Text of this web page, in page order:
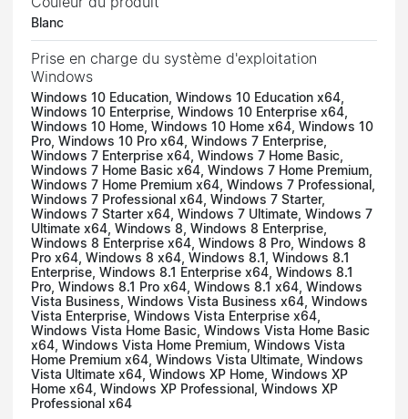
Blanc
Prise en charge du système d'exploitation
Windows
Windows 10 Education, Windows 10 Education x64,
Windows 10 Enterprise, Windows 10 Enterprise x64,
Windows 10 Home, Windows 10 Home x64, Windows 10
Pro, Windows 10 Pro x64, Windows 7 Enterprise,
Windows 7 Enterprise x64, Windows 7 Home Basic,
Windows 7 Home Basic x64, Windows 7 Home Premium,
Windows 7 Home Premium x64, Windows 7 Professional,
Windows 7 Professional x64, Windows 7 Starter,
Windows 7 Starter x64, Windows 7 Ultimate, Windows 7
Ultimate x64, Windows 8, Windows 8 Enterprise,
Windows 8 Enterprise x64, Windows 8 Pro, Windows 8
Pro x64, Windows 8 x64, Windows 8.1, Windows 8.1
Enterprise, Windows 8.1 Enterprise x64, Windows 8.1
Pro, Windows 8.1 Pro x64, Windows 8.1 x64, Windows
Vista Business, Windows Vista Business x64, Windows
Vista Enterprise, Windows Vista Enterprise x64,
Windows Vista Home Basic, Windows Vista Home Basic
x64, Windows Vista Home Premium, Windows Vista
Home Premium x64, Windows Vista Ultimate, Windows
Vista Ultimate x64, Windows XP Home, Windows XP
Home x64, Windows XP Professional, Windows XP
Professional x64